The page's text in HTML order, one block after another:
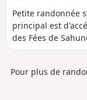
Petite randonnée
principal est
des Fées de
Pour plus de